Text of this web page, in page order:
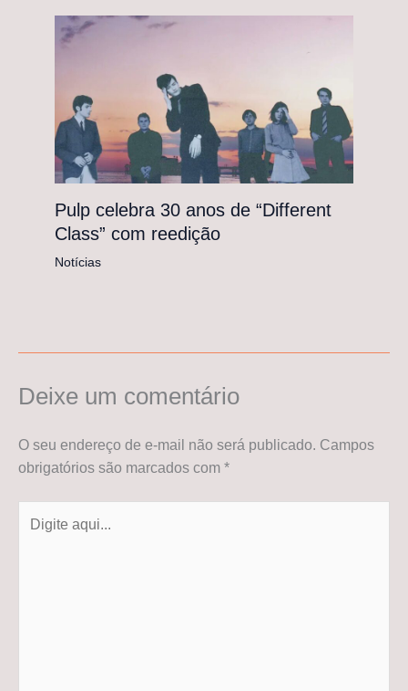
Pulp celebra 30 anos de “Different
Class” com reedição
Notícias
Deixe um comentário
O seu endereço de e-mail não será publicado. Campos
obrigatórios são marcados com *
aqui...